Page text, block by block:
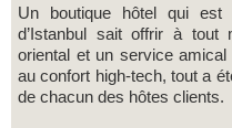
Un boutique hôtel qui
d’Istanbul sait offrir à tout
oriental et un service
au confort high-tech, tout a
de chacun des hôtes clients.